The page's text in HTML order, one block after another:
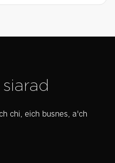
chi, eich busnes, a'ch